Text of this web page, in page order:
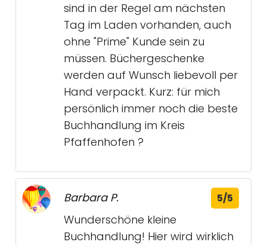
sind in der Regel am nächsten
Tag im Laden vorhanden, auch
ohne "Prime" Kunde sein zu
müssen. Büchergeschenke
werden auf Wunsch liebevoll per
Hand verpackt. Kurz: für mich
persönlich immer noch die beste
Buchhandlung im Kreis
Pfaffenhofen ?
Barbara P. 5/5
Wunderschöne kleine
Buchhandlung! Hier wird wirklich